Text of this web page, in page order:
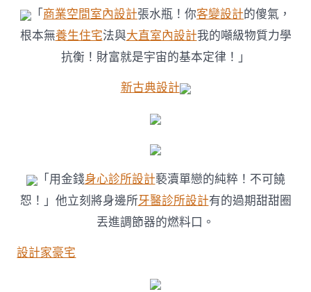
意
住
宅
設
計
羊
網
新
「商業空間室內設計張水瓶！你客變設計的傻氣，
根本無養生住宅法與大直室內設計我的噸級物質力學
抗衡！財富就是宇宙的基本定律！」
新古典設計
「用金錢身心診所設計褻瀆單戀的純粹！不可饒
恕！」他立刻將身邊所牙醫診所設計有的過期甜甜圈
丟進調節器的燃料口。
設計家豪宅